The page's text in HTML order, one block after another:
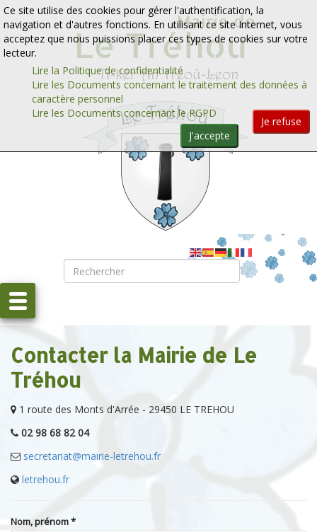
Aller au contenu Aller au menu
Rechercher
Contacter la Mairie de Le
Tréhou
1 route des Monts d'Arrée - 29450 LE TREHOU
02 98 68 82 04
secretariat@mairie-letrehou.fr
letrehou.fr
Nom, prénom *
Ce site utilise des cookies pour gérer l'authentification, la
navigation et d'autres fonctions. En utilisant ce site Internet, vous
acceptez que nous puissions placer ces types de cookies sur votre
lecteur.
Lire la Politique de confidentialité
Lire les Documents concernant le traitement des données à
caractère personnel
Lire les Documents concernant le RGPD
Je refuse
J'accepte